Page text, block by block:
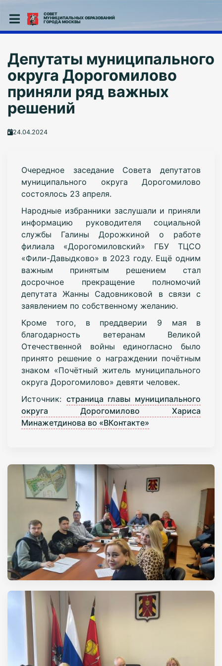
СОВЕТ
МУНИЦИПАЛЬНЫХ ОБРАЗОВАНИЙ
ГОРОДА МОСКВЫ
Депутаты муниципального
округа Дорогомилово
приняли ряд важных
решений
24.04.2024
Очередное заседание Совета депутатов
муниципального округа Дорогомилово
состоялось 23 апреля.
Народные избранники заслушали и приняли
информацию руководителя социальной
службы Галины Дорожкиной о работе
филиала «Дорогомиловский» ГБУ ТЦСО
«Фили-Давыдково» в 2023 году. Ещё одним
важным принятым решением стал
досрочное прекращение полномочий
депутата Жанны Садовниковой в связи с
заявлением по собственному желанию.
Кроме того, в преддверии 9 мая в
благодарность ветеранам Великой
Отечественной войны единогласно было
принято решение о награждении почётным
знаком «Почётный житель муниципального
округа Дорогомилово» девяти человек.
Источник: страница главы муниципального
округа Дорогомилово Хариса
Минажетдинова во «ВКонтакте»